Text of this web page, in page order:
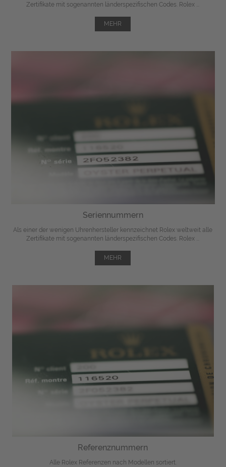
Zertifikate mit sogenannten länderspezifischen Codes. Rolex ...
MEHR
Seriennummern
Als einer der wenigen Uhrenhersteller kennzeichnet Rolex weltweit alle
Zertifikate mit sogenannten länderspezifischen Codes. Rolex ...
MEHR
Referenznummern
Alle Rolex Referenzen nach Modellen sortiert.